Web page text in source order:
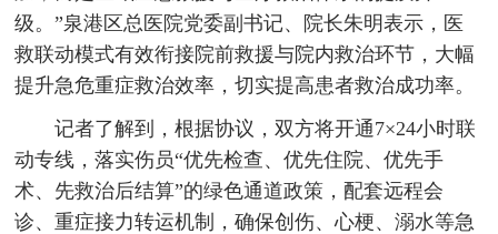
级。”泉港区总医院党委副书记、院长朱明表示，医
救联动模式有效衔接院前救援与院内救治环节，大幅
提升急危重症救治效率，切实提高患者救治成功率。
记者了解到，根据协议，双方将开通7×24小时联
动专线，落实伤员“优先检查、优先住院、优先手
术、先救治后结算”的绿色通道政策，配套远程会
诊、重症接力转运机制，确保创伤、心梗、溺水等急